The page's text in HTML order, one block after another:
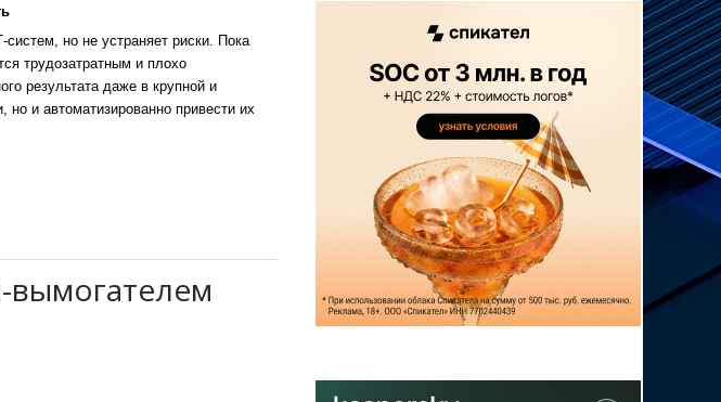
но не устраняет риски. Пока
трудозатратным и плохо
результата даже в крупной и
и автоматизированно привести их
вымогателем